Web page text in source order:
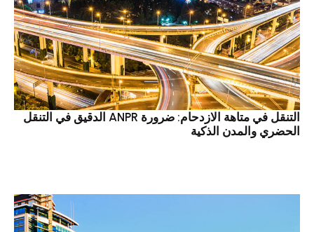
التنقل في متاهة الازدحام: ضرورة ANPR الدقيق في التنقل
الحضري والمدن الذكية